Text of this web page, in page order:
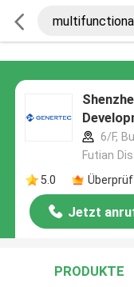
6/F,
Futian
5.0
Jetzt
PRODUKTE